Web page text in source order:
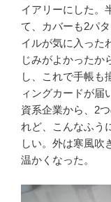
イアリーにした。
て、カバーも2パ
イルが気に入った
じみがよかったか
し、これで手帳も
ィングカードが届
資系企業から、2
れど、こんなふう
しい。外は寒風吹
温かくなった。